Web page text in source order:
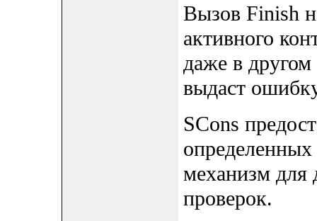
Вызов Finish
активного
даже в
выдаст
SCons
механизм для
проверок.